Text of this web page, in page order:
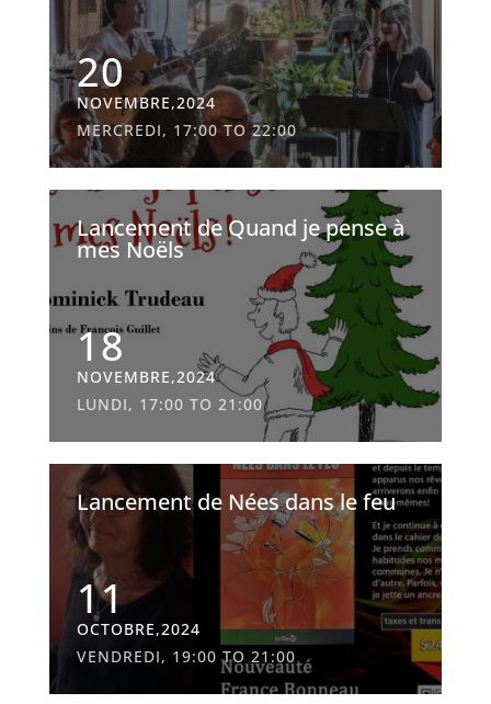
20
NOVEMBRE,2024
MERCREDI, 17:00 TO 22:00
Lancement de Quand je pense à
mes Noëls
18
NOVEMBRE,2024
LUNDI, 17:00 TO 21:00
Lancement de Nées dans le feu
11
OCTOBRE,2024
VENDREDI, 19:00 TO 21:00